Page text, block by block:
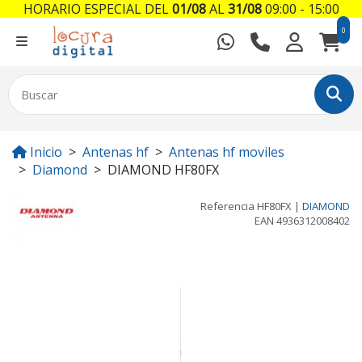
0
Inicio Antenas hf
Antenas hf moviles
Diamond
DIAMOND HF80FX
Referencia HF80FX | DIAMOND
EAN 4936312008402
HORARIO ESPECIAL DEL01/08AL31/0809:00 - 15:00